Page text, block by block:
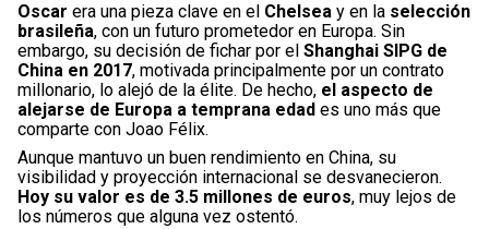
Oscar era una pieza clave en el Chelsea y en la selección
brasileña, con un futuro prometedor en Europa. Sin
embargo, su decisión de fichar por el Shanghai SIPG de
China en 2017, motivada principalmente por un contrato
millonario, lo alejó de la élite. De hecho, el aspecto de
alejarse de Europa a temprana edad es uno más que
comparte con Joao Félix.
Aunque mantuvo un buen rendimiento en China, su
visibilidad y proyección internacional se desvanecieron.
Hoy su valor es de 3.5 millones de euros, muy lejos de
los números que alguna vez ostentó.